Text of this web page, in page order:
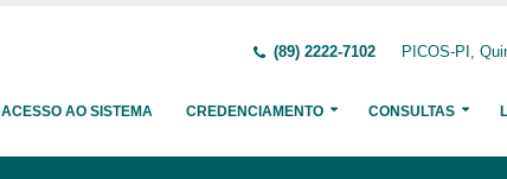
(89) 2222-7102 PICOS-PI,
ACESSO AO SISTEMA CREDENCIAMENTO CONSULTAS